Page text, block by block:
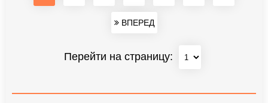
ВПЕРЕД
Перейти на страницу: